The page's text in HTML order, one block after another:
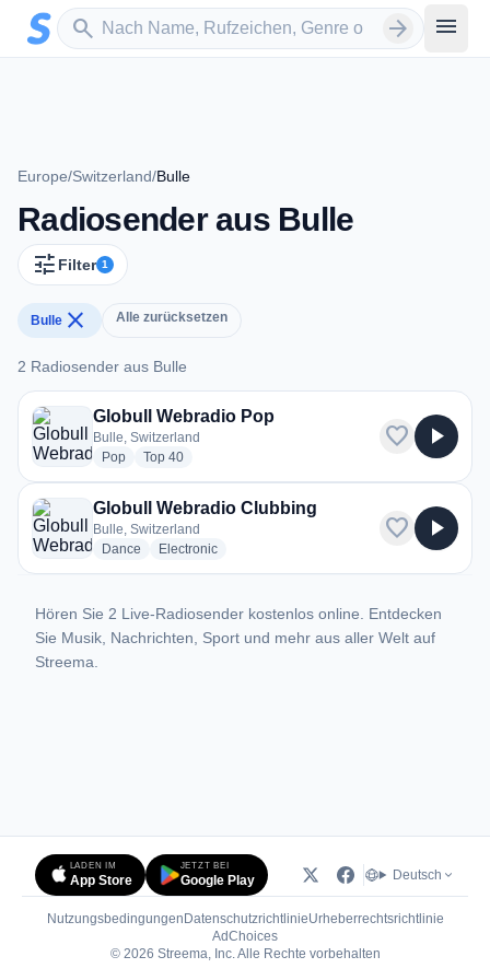
Zum Hauptinhalt springen
search
Sender suchen arrow_forward menu
Europe/Switzerland/Bulle
Radiosender aus Bulle
tune Filter 1
Bulle close Alle zurücksetzen
2 Radiosender aus Bulle
2 Radiosender aus Bulle
Globull Webradio Pop
Bulle, Switzerland
Popradio stations
Top 40radio stations
favorite play_arrow
Globull Webradio Clubbing
Bulle, Switzerland
Dance radio stations
Electronicradio stations
favorite play_arrow
Hören Sie 2 Live-Radiosender kostenlos online. Entdecken
Sie Musik, Nachrichten, Sport und mehr aus aller Welt auf
Streema.
LADEN IM
App Store
JETZT BEI
Google Play Deutsch
Nutzungsbedingungen DatenschutzrichtlinieUrheberrechtsrichtlinie
AdChoices(öffnet in neuem Tab)
© 2026 Streema, Inc. Alle Rechte vorbehalten